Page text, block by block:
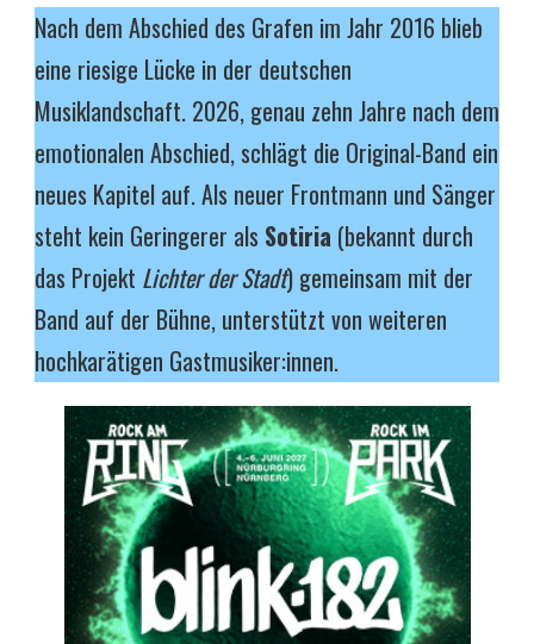
Nach dem Abschied des Grafen im Jahr 2016 blieb
eine riesige Lücke in der deutschen
Musiklandschaft. 2026, genau zehn Jahre nach dem
emotionalen Abschied, schlägt die Original-Band ein
neues Kapitel auf. Als neuer Frontmann und Sänger
steht kein Geringerer als Sotiria (bekannt durch
das Projekt Lichter der Stadt) gemeinsam mit der
Band auf der Bühne, unterstützt von weiteren
hochkarätigen Gastmusiker:innen.